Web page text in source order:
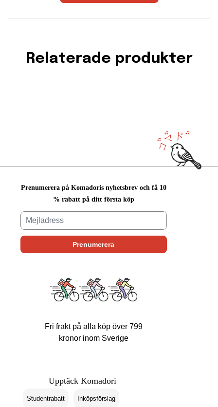
Relaterade produkter
Prenumerera på Komadoris nyhetsbrev och få 10
% rabatt på ditt första köp
Fri frakt på alla köp över 799
kronor inom Sverige
Upptäck Komadori
Studentrabatt Inköpsförslag